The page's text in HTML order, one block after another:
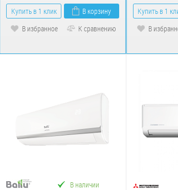
Купить в 1 клик
В корзину
В избранное
К сравнению
Купить в 1
В
В наличии